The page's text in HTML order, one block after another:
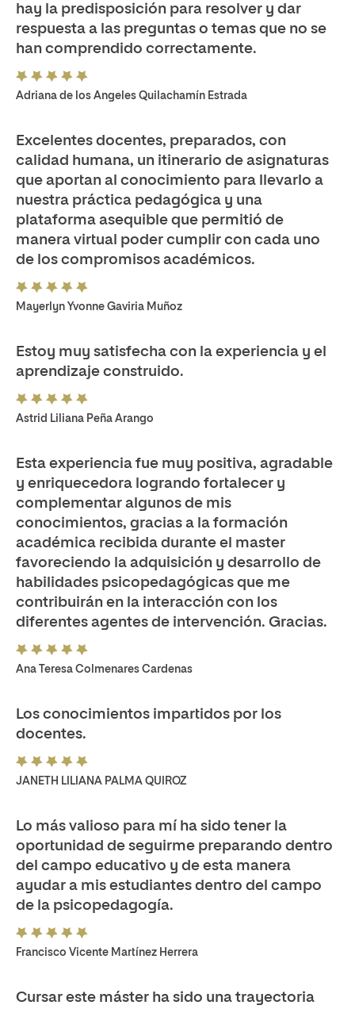
hay la predisposición para resolver y dar
respuesta a las preguntas o temas que no se
han comprendido correctamente.
Adriana de los Angeles Quilachamín Estrada
Excelentes docentes, preparados, con
calidad humana, un itinerario de asignaturas
que aportan al conocimiento para llevarlo a
nuestra práctica pedagógica y una
plataforma asequible que permitió de
manera virtual poder cumplir con cada uno
de los compromisos académicos.
Mayerlyn Yvonne Gaviria Muñoz
Estoy muy satisfecha con la experiencia y el
aprendizaje construido.
Astrid Liliana Peña Arango
Esta experiencia fue muy positiva, agradable
y enriquecedora logrando fortalecer y
complementar algunos de mis
conocimientos, gracias a la formación
académica recibida durante el master
favoreciendo la adquisición y desarrollo de
habilidades psicopedagógicas que me
contribuirán en la interacción con los
diferentes agentes de intervención. Gracias.
Ana Teresa Colmenares Cardenas
Los conocimientos impartidos por los
docentes.
JANETH LILIANA PALMA QUIROZ
Lo más valioso para mí ha sido tener la
oportunidad de seguirme preparando dentro
del campo educativo y de esta manera
ayudar a mis estudiantes dentro del campo
de la psicopedagogía.
Francisco Vicente Martínez Herrera
Cursar este máster ha sido una trayectoria